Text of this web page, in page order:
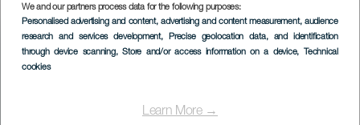
We and our partners process data for the following purposes:
Personalised advertising and content, advertising and content measurement, audience
research and services development, Precise geolocation data, and identification
through device scanning, Store and/or access information on a device, Technical
cookies
Learn More →
Imagen
Listado